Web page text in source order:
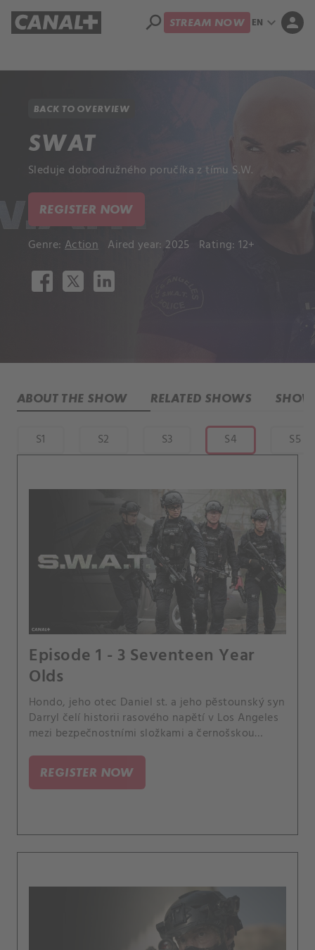
search STREAM NOW EN expand_more person
BACK TO OVERVIEW
SWAT
Sleduje dobrodružného poručíka z tímu S.W.
REGISTER NOW
Genre: Action Aired year: 2025 Rating: 12+
ABOUT THE SHOW RELATED SHOWS
S1 S2 S3 S4 S5
Episode 1 - 3 Seventeen Year
Olds
Hondo, jeho otec Daniel st. a jeho pěstounský syn
Darryl čelí historii rasového napětí v Los Angeles
mezi bezpečnostními složkami a černošskou
1992 po rozsudku Rodneyho Kinga.
REGISTER NOW